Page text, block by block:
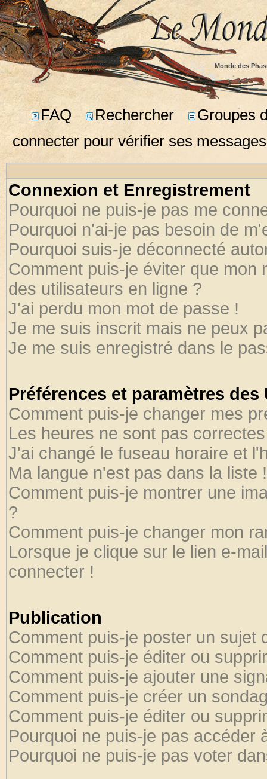
Monde des
FAQ Rechercher
Groupes
connecter pour vérifier ses
Connexion et Enregistrement
Pourquoi ne puis-je pas me
Pourquoi n'ai-je pas besoin de
Pourquoi suis-je déconnecté
Comment puis-je éviter que mon
des utilisateurs en ligne ?
J'ai perdu mon mot de passe !
Je me suis inscrit mais ne peux
Je me suis enregistré dans le
Préférences et paramètres
Comment puis-je changer mes
Les heures ne sont pas
J'ai changé le fuseau horaire et
Ma langue n'est pas dans la liste !
Comment puis-je montrer une
?
Comment puis-je changer mon
Lorsque je clique sur le lien e-
connecter !
Publication
Comment puis-je poster un sujet
Comment puis-je éditer ou
Comment puis-je ajouter une
Comment puis-je créer un
Comment puis-je éditer ou
Pourquoi ne puis-je pas accéder
Pourquoi ne puis-je pas voter